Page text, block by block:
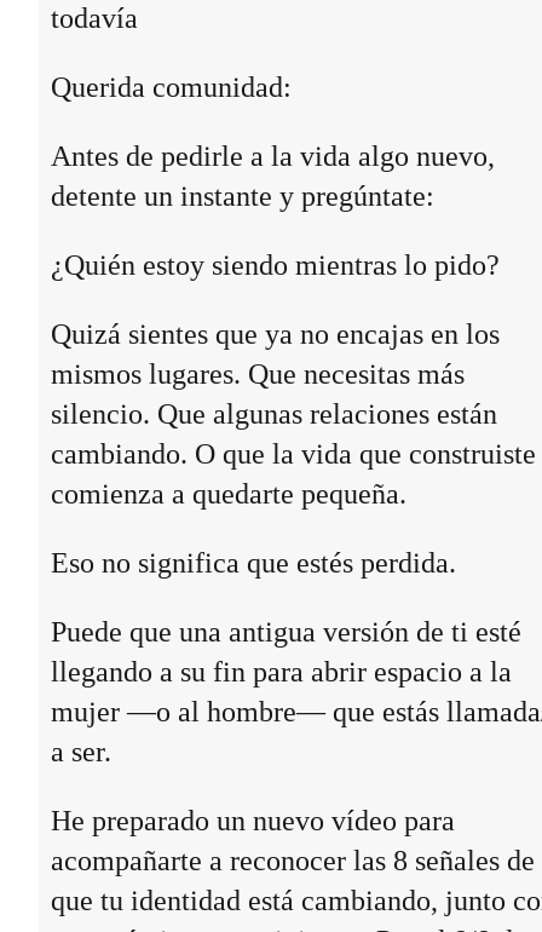
todavía
Querida comunidad:
Antes de pedirle a la vida algo nuevo,
detente un instante y pregúntate:
¿Quién estoy siendo mientras lo pido?
Quizá sientes que ya no encajas en los
mismos lugares. Que necesitas más
silencio. Que algunas relaciones están
cambiando. O que la vida que construiste
comienza a quedarte pequeña.
Eso no significa que estés perdida.
Puede que una antigua versión de ti esté
llegando a su fin para abrir espacio a la
mujer —o al hombre— que estás
a ser.
He preparado un nuevo vídeo para
acompañarte a reconocer las 8 señales de
que tu identidad está cambiando, junto